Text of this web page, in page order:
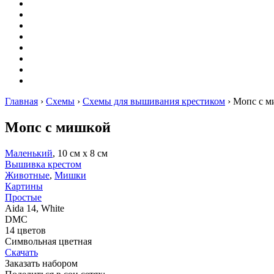
Главная › Схемы › Схемы для вышивания крестиком › Мопс с
Мопс с мишкой
Маленький, 10 см х 8 см
Вышивка крестом
Животные, Мишки
Картины
Простые
Aida 14, White
DMC
14 цветов
Символьная цветная
Скачать
Заказать набором